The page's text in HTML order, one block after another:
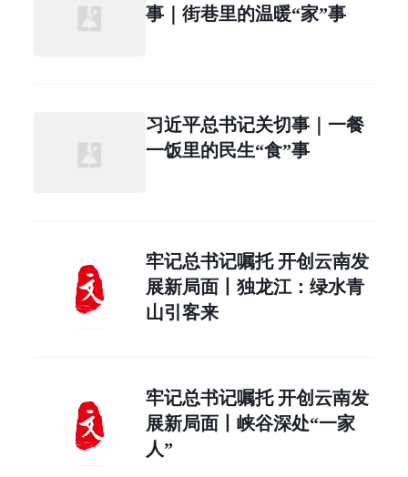
事｜街巷里的温暖“家”事
习近平总书记关切事｜一餐
一饭里的民生“食”事
牢记总书记嘱托 开创云南发
展新局面丨独龙江：绿水青
山引客来
牢记总书记嘱托 开创云南发
展新局面丨峡谷深处“一家
人”